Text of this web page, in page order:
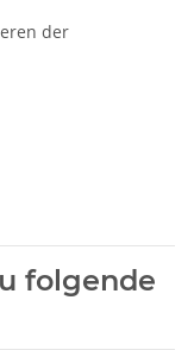
der
folgende